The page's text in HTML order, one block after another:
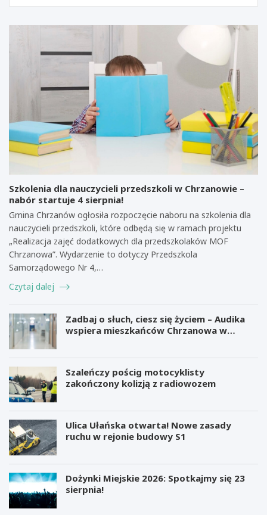
Szkolenia dla nauczycieli przedszkoli w Chrzanowie –
nabór startuje 4 sierpnia!
Gmina Chrzanów ogłosiła rozpoczęcie naboru na szkolenia dla
nauczycieli przedszkoli, które odbędą się w ramach projektu
„Realizacja zajęć dodatkowych dla przedszkolaków MOF
Chrzanowa”. Wydarzenie to dotyczy Przedszkola
Samorządowego Nr 4,…
Czytaj dalej
Zadbaj o słuch, ciesz się życiem – Audika
wspiera mieszkańców Chrzanowa w
Szaleńczy pościg motocyklisty
zakończony kolizją z radiowozem
Ulica Ułańska otwarta! Nowe zasady
ruchu w rejonie budowy S1
Dożynki Miejskie 2026: Spotkajmy się 23
sierpnia!
M
B